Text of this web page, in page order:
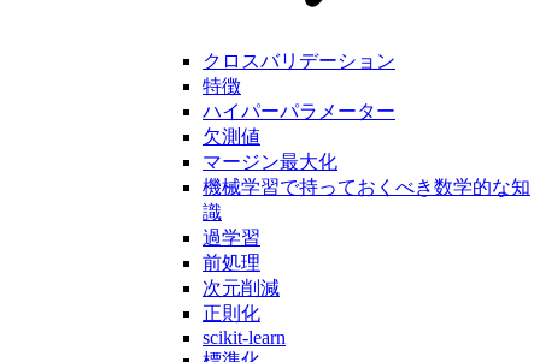
クロスバリデーション
特徴
ハイパーパラメーター
欠測値
マージン最大化
機械学習で持っておくべき数学的な知
識
過学習
前処理
次元削減
正則化
scikit-learn